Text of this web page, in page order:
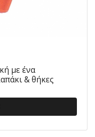
με ένα
& θήκες